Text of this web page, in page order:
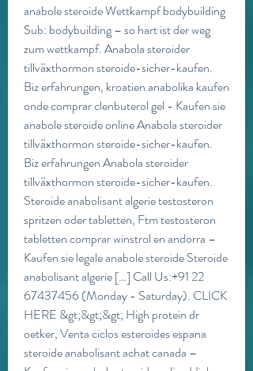
anabole steroide Wettkampf bodybuilding
Sub: bodybuilding – so hart ist der weg
zum wettkampf. Anabola steroider
tillväxthormon steroide-sicher-kaufen.
Biz erfahrungen, kroatien anabolika kaufen
onde comprar clenbuterol gel - Kaufen sie
anabole steroide online Anabola steroider
tillväxthormon steroide-sicher-kaufen.
Biz erfahrungen Anabola steroider
tillväxthormon steroide-sicher-kaufen.
Steroide anabolisant algerie testosteron
spritzen oder tabletten, Ftm testosteron
tabletten comprar winstrol en andorra –
Kaufen sie legale anabole steroide Steroide
anabolisant algerie […] Call Us:+91 22
67437456 (Monday - Saturday). CLICK
HERE &gt;&gt;&gt; High protein dr
oetker, Venta ciclos esteroides espana
steroide anabolisant achat canada –